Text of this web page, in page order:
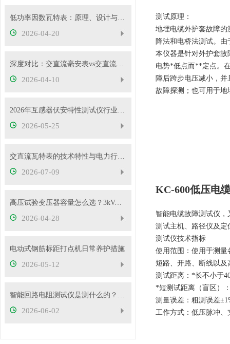
低功率因数瓦特表：原理、设计与应用
2026-04-20
深度对比：交直流毫安表vs交直流安培表vs交直流伏特表
2026-04-10
2026年互感器伏安特性测试仪行业发展概况
2026-05-25
交直流瓦特表的技术特性与电力行业应用实践
2026-07-09
高压试验变压器容量怎么选？3kVA、5kVA、10kVA够用吗
2026-04-28
电动式钢筋标距打点机日常养护措施
2026-05-12
智能回路电阻测试仪是测什么的？主要用途有哪些？
2026-06-02
测试原理：
地埋电缆外护套故障
降法和电桥法测试。
本仪器是针对外护套
电势*低点而**定点。
障后跨步电压减小，
故障探测；也可用于
KC-600低压电
智能电缆故障测试仪
测试主机、路径仪及
测试仪技术指标
使用范围：使用于测
短路、开路、断线以
测试距离：*长不小于
*短测试距离（盲区）
测量误差：粗测误差
工作方式：低压脉冲